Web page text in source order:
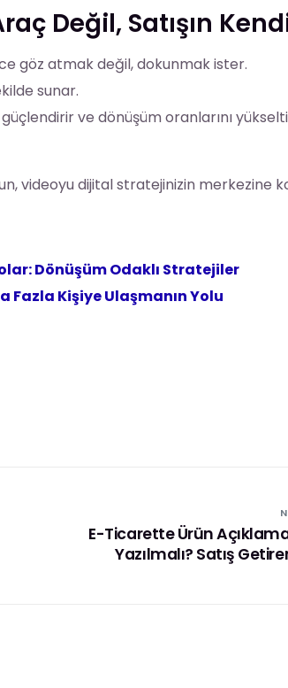
Değil, Satışın
göz atmak değil, dokunmak ister.
sunar.
ve dönüşüm oranlarını
videoyu dijital stratejinizin merkezine
Dönüşüm Odaklı Stratejiler
Fazla Kişiye Ulaşmanın Yolu
E-Ticarette Ürün
Yazılmalı? Satış